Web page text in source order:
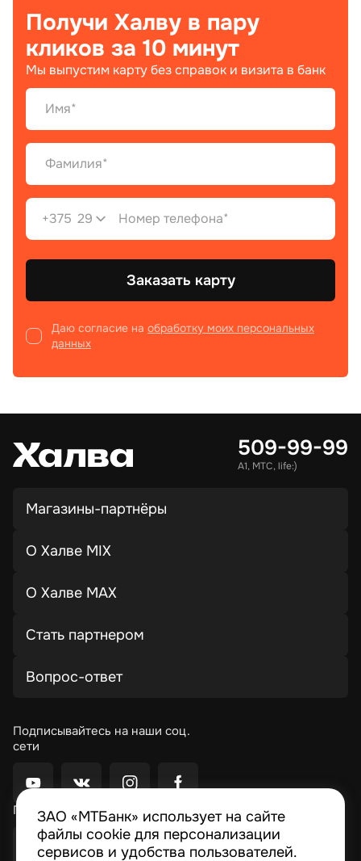
ЗАО «МТБанк» использует на сайте
файлы cookie для персонализации
сервисов и удобства пользователей.
Получи Халву в пару
кликов за 10 минут
Мы выпустим карту без справок и визита в банк
+375 29
Заказать карту
Даю согласие на обработку моих персональных
данных
509-99-99
А1, МТС, life:)
Магазины-партнёры
О Халве MIX
О Халве MAX
Стать партнером
Вопрос-ответ
Подписывайтесь на наши соц.
сети
Приложение Moby